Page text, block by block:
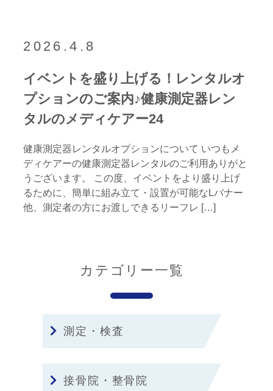
2026.4.8
イベントを盛り上げる！レンタルオ
プションのご案内♪健康測定器レン
タルのメディケアー24
健康測定器レンタルオプションについて いつもメ
ディケアーの健康測定器レンタルのご利用ありがと
うございます。 この度、イベントをより盛り上げ
るために、簡単に組み立て・設置が可能なLバナー
他、測定者の方にお渡しできるリーフレ […]
カテゴリー一覧
測定・検査
接骨院・整骨院